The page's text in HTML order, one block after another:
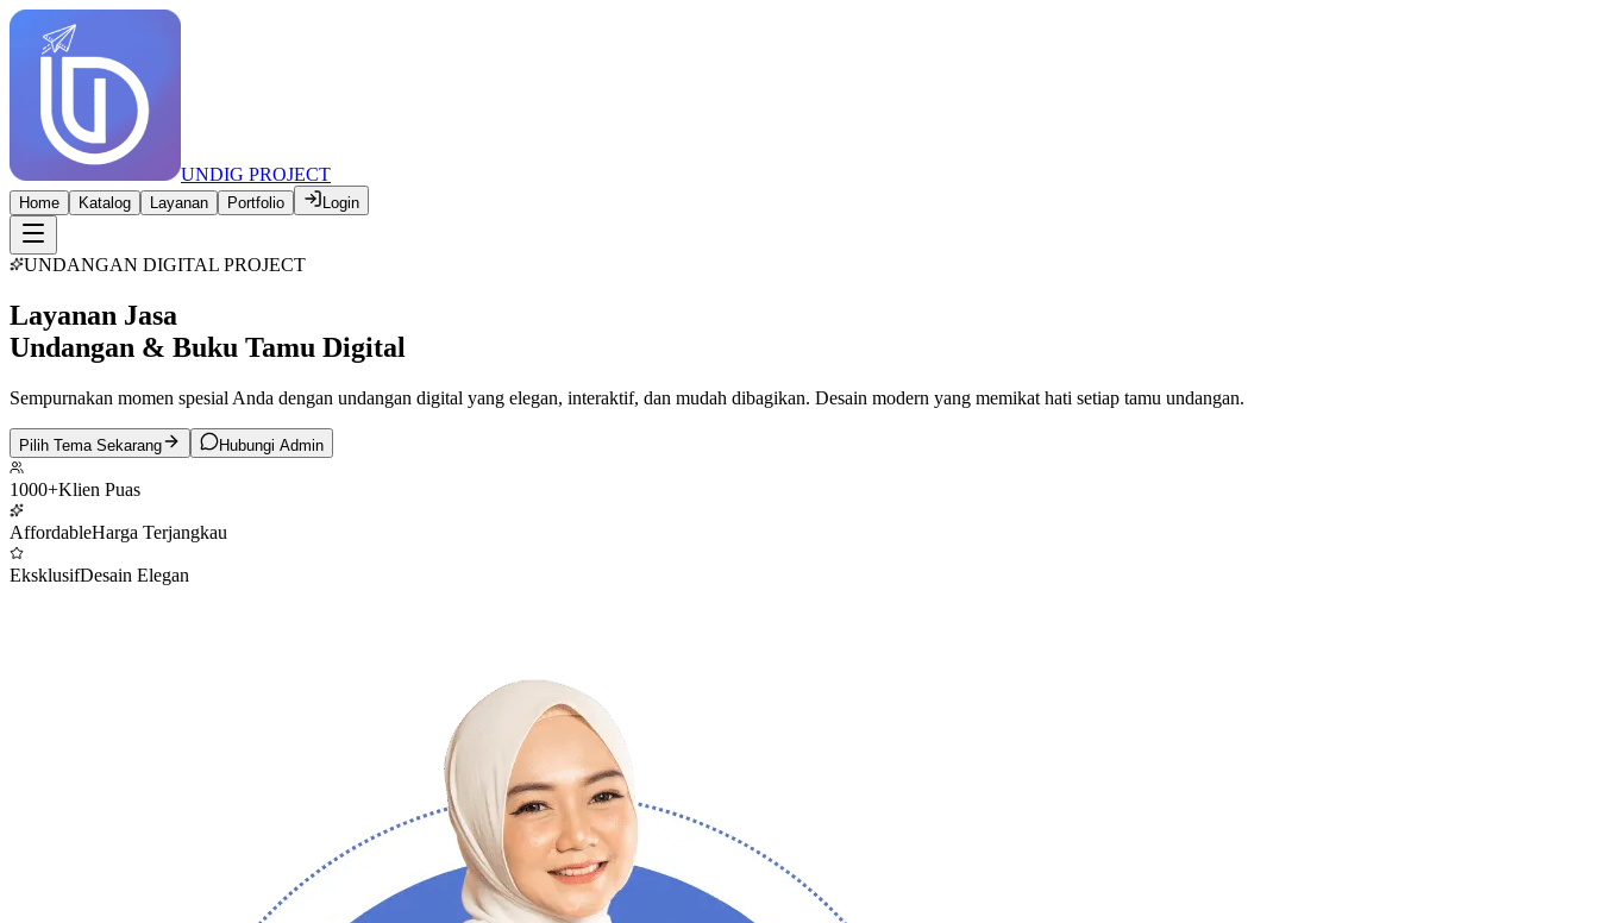
UNDIG PROJECT
Home Katalog Layanan Portfolio Login
UNDANGAN DIGITAL PROJECT
Layanan Jasa
Undangan & Buku Tamu Digital
Sempurnakan momen spesial Anda dengan undangan digital yang elegan, interaktif, dan mudah dibagikan. Desain modern yang memikat hati setiap tamu undangan.
Pilih Tema Sekarang Hubungi Admin
1000+Klien Puas
AffordableHarga Terjangkau
EksklusifDesain Elegan